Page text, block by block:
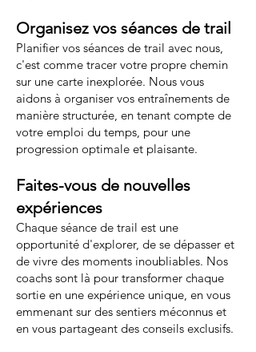
Organisez vos séances de trail
Planifier vos séances de trail avec nous,
c'est comme tracer votre propre chemin
sur une carte inexplorée. Nous vous
aidons à organiser vos entraînements de
manière structurée, en tenant compte de
votre emploi du temps, pour une
progression optimale et plaisante.
Faites-vous de nouvelles
expériences
Chaque séance de trail est une
opportunité d'explorer, de se dépasser et
de vivre des moments inoubliables. Nos
coachs sont là pour transformer chaque
sortie en une expérience unique, en vous
emmenant sur des sentiers méconnus et
en vous partageant des conseils exclusifs.